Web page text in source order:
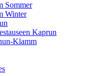
Sommer
Winter
Kaprun
Klamm